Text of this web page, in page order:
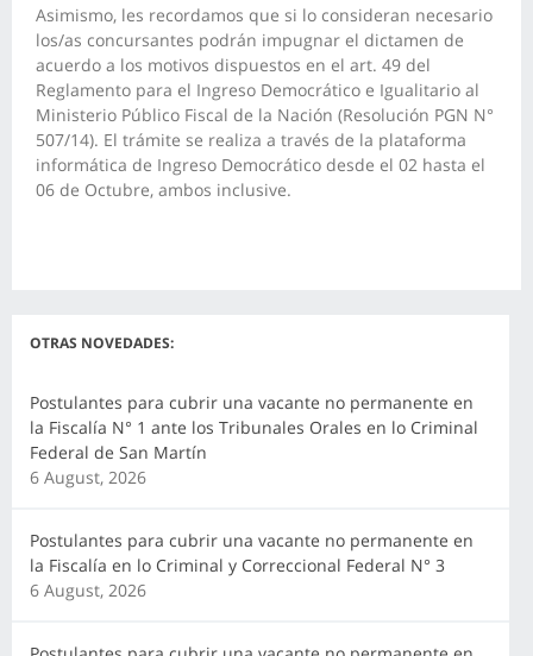
Asimismo, les recordamos que si lo consideran necesario
los/as concursantes podrán impugnar el dictamen de
acuerdo a los motivos dispuestos en el art. 49 del
Reglamento para el Ingreso Democrático e Igualitario al
Ministerio Público Fiscal de la Nación (Resolución PGN N°
507/14). El trámite se realiza a través de la plataforma
informática de Ingreso Democrático desde el 02 hasta el
06 de Octubre, ambos inclusive.
OTRAS NOVEDADES:
Postulantes para cubrir una vacante no permanente en
la Fiscalía N° 1 ante los Tribunales Orales en lo Criminal
Federal de San Martín
6 August, 2026
Postulantes para cubrir una vacante no permanente en
la Fiscalía en lo Criminal y Correccional Federal N° 3
6 August, 2026